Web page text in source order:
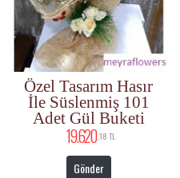
Özel Tasarım Hasır
İle Süslenmiş 101
Adet Gül Buketi
19.620,18 TL
Gönder